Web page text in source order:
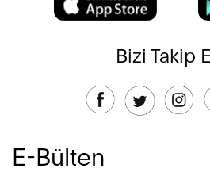
Bizi Takip
E-Bülten